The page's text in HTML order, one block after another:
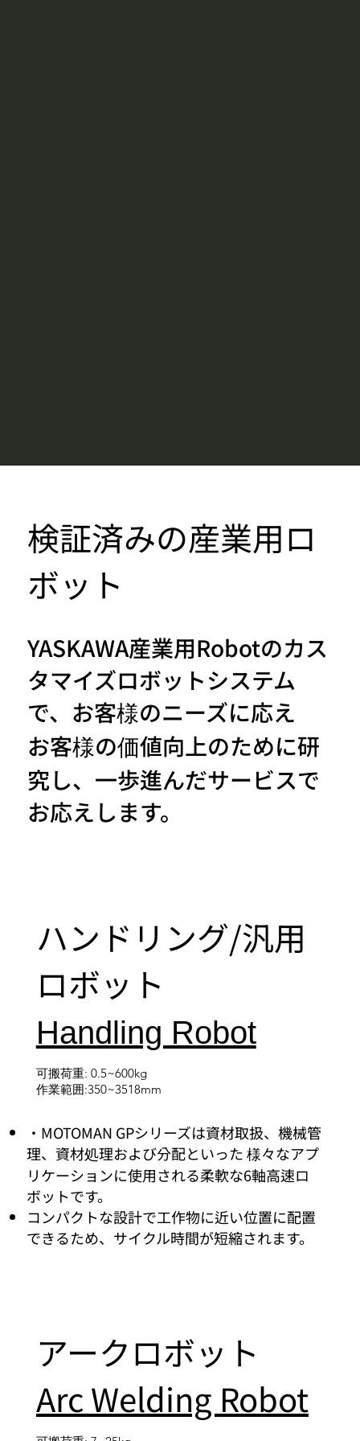
検証済みの産業用ロ
ボット
YASKAWA産業用Robotのカス
タマイズロボットシステム
で、お客様のニーズに応え
お客様の価値向上のために研
究し、一歩進んだサービスで
お応えします。
・MOTOMAN GPシリーズは資材取扱、機械管
理、資材処理および分配といった 様々なアプ
リケーションに使用される柔軟な6軸高速ロ
ボットです。
コンパクトな設計で工作物に近い位置に配置
できるため、サイクル時間が短縮されます。
ハンドリング/汎用
ロボット
Handling Robot
可搬荷重: 0.5~600kg
作業範囲:350~3518mm
アークロボット
Arc Welding Robot